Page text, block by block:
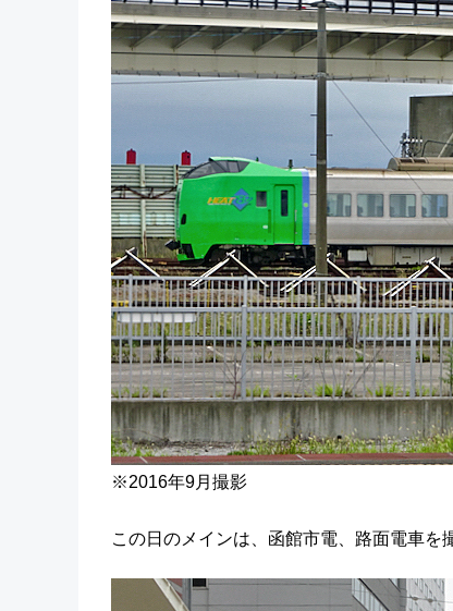
※2016年9月撮影
この日のメインは、函館市電、路面電車を